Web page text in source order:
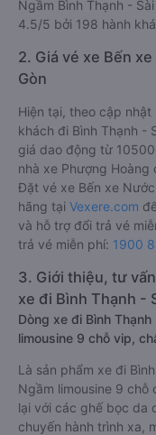
Ngầm Bình Thạnh -
4.5/5 bởi 198 hành
2. Giá vé xe Bến
Gòn
Hiện tại, theo cập nhật
khách đi Bình Thạnh -
giá dao động từ
nhà xe Phượng
Đặt vé xe Bến xe
hãng tại Vexere.com
và hỗ trợ đổi trả vé
trả vé miễn phí: 1900
3. Giới thiệu, tư
xe đi Bình Thạnh -
Dòng xe đi Bình
limousine 9 chỗ vip,
Là sản phẩm xe đi
Ngầm limousine 9
lại với các ghế bọc da
chuyến hành trình xa,